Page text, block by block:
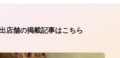
店舗の掲載記事はこちら